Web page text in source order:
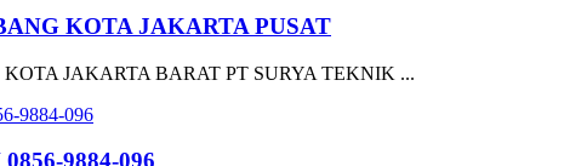
KOTA JAKARTA PUSAT
JAKARTA BARAT PT SURYA TEKNIK ...
9884-096